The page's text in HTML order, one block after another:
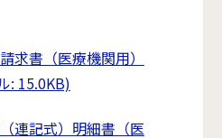
求書（医療機関用）
: 15.0KB)
連記式）明細書（医